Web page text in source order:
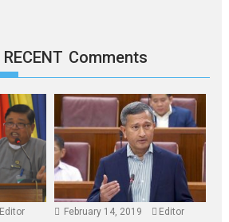
RECENT Comments
Editor February 14, 2019
Editor